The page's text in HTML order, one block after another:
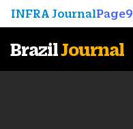
INFRA JournalPage9
BrazilJournal